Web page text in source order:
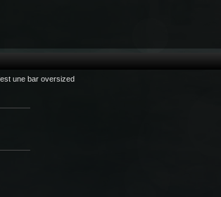
une bar oversized